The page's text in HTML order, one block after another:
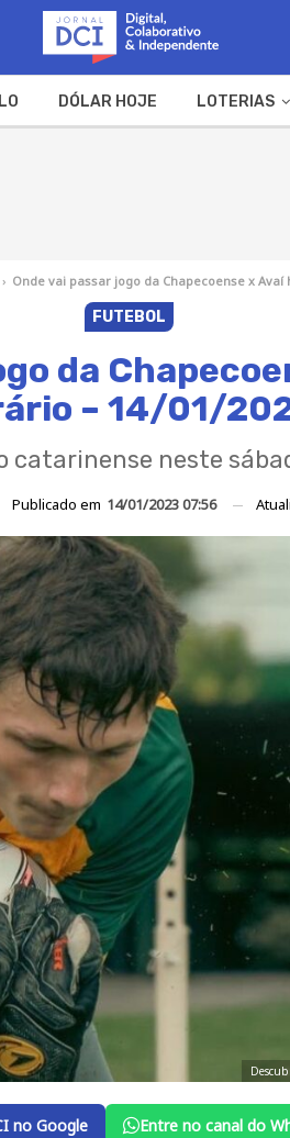
DÓLAR HOJE LOTERIAS
› Onde vai passar jogo da Chapecoense x Avaí
FUTEBOL
da
– 14/01/
catarinense neste
Publicado em 14/01/2023 07:56
no Google Entre no canal do